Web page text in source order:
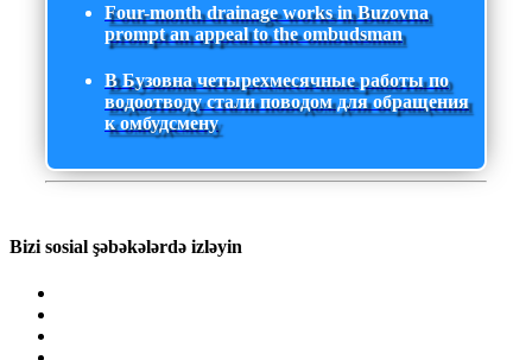
Four-month drainage works in Buzovna
prompt an appeal to the ombudsman
В Бузовна четырехмесячные работы по
водоотводу стали поводом для обращения
к омбудсмену
Bizi sosial şəbəkələrdə izləyin